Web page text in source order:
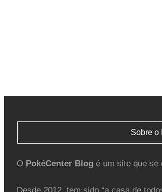
Sobre o
O PokéCenter Blogé um site que se